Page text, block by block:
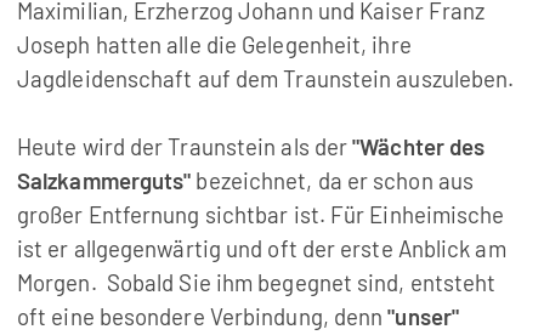
Maximilian, Erzherzog Johann und Kaiser Franz
Joseph hatten alle die Gelegenheit, ihre
Jagdleidenschaft auf dem Traunstein auszuleben.
Heute wird der Traunstein als der"Wächter des
Salzkammerguts" bezeichnet, da er schon aus
großer Entfernung sichtbar ist. Für Einheimische
ist er allgegenwärtig und oft der erste Anblick am
Morgen. Sobald Sie ihm begegnet sind, entsteht
oft eine besondere Verbindung, denn"unser"